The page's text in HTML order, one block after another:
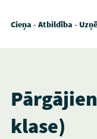
Cieņa - Atbildība -
klase)